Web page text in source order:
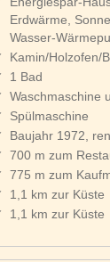
Erdwärme,
Wasser-
Kamin/Holzofen/
1 Bad
Waschmaschine
Spülmaschine
Baujahr 1972,
700 m zum
775 m zum
1,1 km zur Küste
1,1 km zur Küste